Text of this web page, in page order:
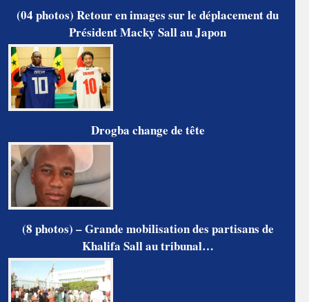
(04 photos) Retour en images sur le déplacement du
Président Macky Sall au Japon
Drogba change de tête
(8 photos) – Grande mobilisation des partisans de
Khalifa Sall au tribunal…